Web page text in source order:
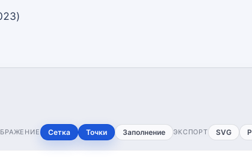
Сетка Точки Заполнение ЭКСПОРТ SVG